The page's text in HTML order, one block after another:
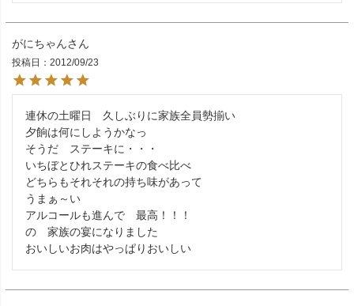
がにちゃん
投稿日 2012/09/23
連休の土曜日　久しぶりに家族全員勢揃い
夕餉は何にしようかなっ
そうだ　ステーキに・・・
いちぼとひれステーキの食べ比べ
どちらもそれそれの持ち味があって
うまぁ～い
アルコールも進んで　最高！！！
の　家族の宴になりました
おいしいお肉はやっぱりおいしい